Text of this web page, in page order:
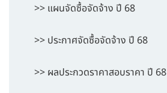
>> แผนจัดซื้อจัดจ้าง ปี 68
>> ประกาศจัดซื้อจัดจ้าง ปี 68
>> ผลประกวดราคาสอบราคา ปี 68